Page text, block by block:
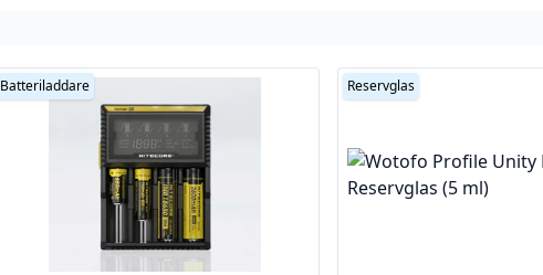
Batteriladdare Reservglas